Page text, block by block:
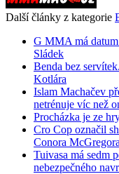
Další články z kategorie
G MMA má
Sládek
Benda bez
Kotlára
Islam Machačev
netrénuje víc než
Procházka je ze
Cro Cop označil
Conora McGregora
Tuivasa má sedm
nebezpečného